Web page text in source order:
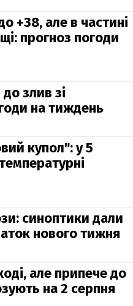
+38, але в частині
прогноз погоди
злив зі
на тиждень
купол": у 5
синоптики дали
нового тижня
але припече до
на 2 серпня